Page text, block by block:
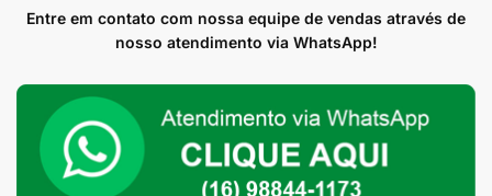
Iridium
9
para
Honda
Entre em contato com nossa equipe de vendas através de
nosso atendimento via WhatsApp!